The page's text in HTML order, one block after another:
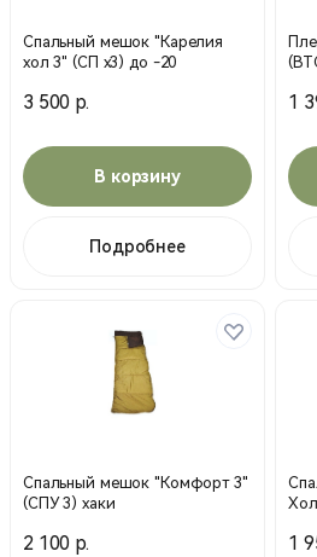
Спальный мешок "Карелия
хол 3" (СП х3) до -20
3 500 р.
В корзину
Подробнее
1
Спальный мешок "Комфорт 3"
(СПУ 3) хаки
2 100 р. 1